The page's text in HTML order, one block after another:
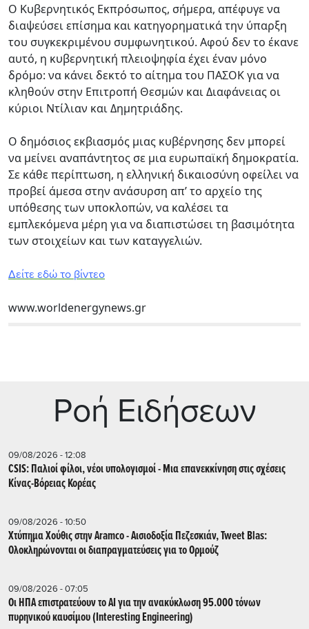
Ο Κυβερνητικός Εκπρόσωπος, σήμερα, απέφυγε να
διαψεύσει επίσημα και κατηγορηματικά την ύπαρξη
του συγκεκριμένου συμφωνητικού. Αφού δεν το έκανε
αυτό, η κυβερνητική πλειοψηφία έχει έναν μόνο
δρόμο: να κάνει δεκτό το αίτημα του ΠΑΣΟΚ για να
κληθούν στην Επιτροπή Θεσμών και Διαφάνειας οι
κύριοι Ντίλιαν και Δημητριάδης.
Ο δημόσιος εκβιασμός μιας κυβέρνησης δεν μπορεί
να μείνει αναπάντητος σε μια ευρωπαϊκή δημοκρατία.
Σε κάθε περίπτωση, η ελληνική δικαιοσύνη οφείλει να
προβεί άμεσα στην ανάσυρση απ’ το αρχείο της
υπόθεσης των υποκλοπών, να καλέσει τα
εμπλεκόμενα μέρη για να διαπιστώσει τη βασιμότητα
των στοιχείων και των καταγγελιών.
Δείτε εδώ το βίντεο
www.worldenergynews.gr
Ρoή Ειδήσεων
09/08/2026 - 12:08
CSIS: Παλιοί φίλοι, νέοι υπολογισμοί - Μια επανεκκίνηση στις σχέσεις
Κίνας-Βόρειας Κορέας
09/08/2026 - 10:50
Χτύπημα Χούθις στην Aramco - Aισιοδοξία Πεζεσκιάν, Tweet Blas:
Ολοκληρώνονται οι διαπραγματεύσεις για το Ορμούζ
09/08/2026 - 07:05
Οι ΗΠΑ επιστρατεύουν το AI για την ανακύκλωση 95.000 τόνων
πυρηνικού καυσίμου (Interesting Engineering)